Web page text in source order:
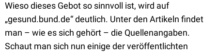
Wieso dieses Gebot so sinnvoll ist, wird auf
„gesund.bund.de“ deutlich. Unter den Artikeln findet
man ­– wie es sich gehört – die Quellenangaben.
Schaut man sich nun einige der veröffentlichten